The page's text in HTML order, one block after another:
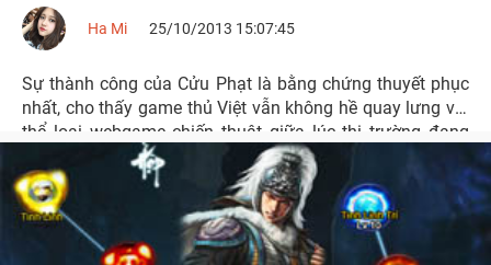
Ha Mi 25/10/2013 15:07:45
Sự thành công của Cửu Phạt là bằng chứng thuyết phục
nhất, cho thấy game thủ Việt vẫn không hề quay lưng với
thể loại webgame chiến thuật giữa lúc thị trường đang
bão hòa như hiện nay.